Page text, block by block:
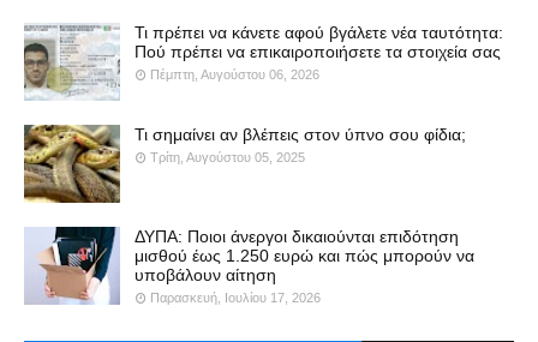
Τι πρέπει να κάνετε αφού βγάλετε νέα ταυτότητα:
Πού πρέπει να επικαιροποιήσετε τα στοιχεία σας
Πέμπτη, Αυγούστου 06, 2026
Τι σημαίνει αν βλέπεις στον ύπνο σου φίδια;
Τρίτη, Αυγούστου 05, 2025
ΔΥΠΑ: Ποιοι άνεργοι δικαιούνται επιδότηση
μισθού έως 1.250 ευρώ και πώς μπορούν να
υποβάλουν αίτηση
Παρασκευή, Ιουλίου 17, 2026